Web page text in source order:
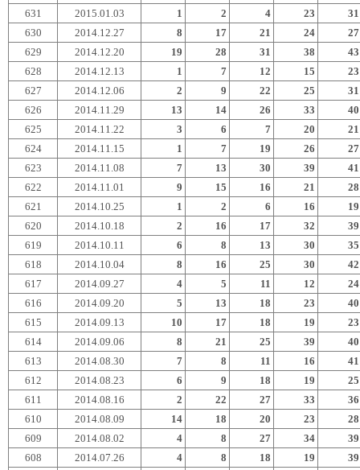
631
2015.01.03 1 2 4 23
31
630
2014.12.27 8 17 21 24
27
629
2014.12.20 19 28 31 38
43
628
2014.12.13 1 7 12 15
23
627
2014.12.06 2 9 22 25
31
626
2014.11.29 13 14 26 33
40
625
2014.11.22 3 6 7 20
21
624
2014.11.15 1 7 19 26
27
623
2014.11.08 7 13 30 39
41
622
2014.11.01 9 15 16 21
28
621
2014.10.25 1 2 6 16
19
620
2014.10.18 2 16 17 32
39
619
2014.10.11 6 8 13 30
35
618
2014.10.04 8 16 25 30
42
617
2014.09.27 4 5 11 12
24
616
2014.09.20 5 13 18 23
40
615
2014.09.13 10 17 18 19
23
614
2014.09.06 8 21 25 39
40
613
2014.08.30 7 8 11 16
41
612
2014.08.23 6 9 18 19
25
611
2014.08.16 2 22 27 33
36
610
2014.08.09 14 18 20 23
28
609
2014.08.02 4 8 27 34
39
608
2014.07.26 4 8 18 19
39